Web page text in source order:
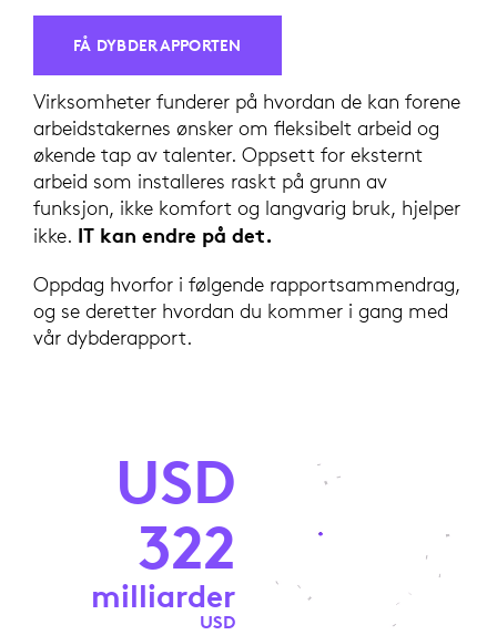
FÅ DYBDERAPPORTEN
Virksomheter funderer på hvordan de kan forene
arbeidstakernes ønsker om fleksibelt arbeid og
økende tap av talenter. Oppsett for eksternt
arbeid som installeres raskt på grunn av
funksjon, ikke komfort og langvarig bruk, hjelper
ikke. IT kan endre på det.
Oppdag hvorfor i følgende rapportsammendrag,
og se deretter hvordan du kommer i gang med
vår dybderapport.
USD
322
milliarder
USD